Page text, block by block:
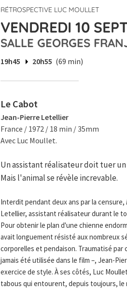
RÉTROSPECTIVE LUC MOULLET
VENDREDI 10
SALLE GEORGES
19h45 20h55 (69 min)
Le Cabot
Jean-Pierre Letellier
France / 1972 / 18 min / 35mm
Avec Luc Moullet.
Un assistant réalisateur doit tuer
Mais l'animal se révèle increvable.
Interdit pendant deux ans par la censure,
Letellier, assistant réalisateur durant le
Pour obtenir le plan d'une chienne
avait longuement résisté aux nombreux
corporelles et pendaison. Traumatisé
jamais été utilisée dans le film –, Jean-
exercice de style. À ses côtés, Luc
tabous qui entourent, depuis toujours, le